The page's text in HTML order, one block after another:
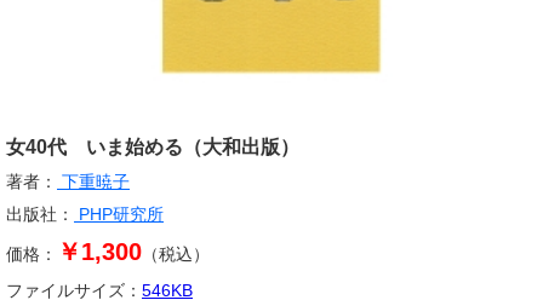
女40代 いま始める（大和出版）
著者：
下重暁子
出版社：
PHP研究所
価格： ￥1,300 （税込）
ファイルサイズ： 546KB